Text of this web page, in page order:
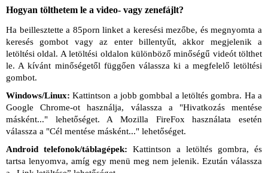
Hogyan tölthetem le a video- vagy zenefájlt?
Ha beillesztette a 85porn linket a keresési mezőbe, és megnyomta a
keresés gombot vagy az enter billentyűt, akkor megjelenik a
letöltési oldal. A letöltési oldalon különböző minőségű videót tölthet
le. A kívánt minőségetől függően válassza ki a megfelelő letöltési
gombot.
Windows/Linux: Kattintson a jobb gombbal a letöltés gombra. Ha a
Google Chrome-ot használja, válassza a "Hivatkozás mentése
másként..." lehetőséget. A Mozilla FireFox használata esetén
válassza a "Cél mentése másként..." lehetőséget.
Android telefonok/táblagépek: Kattintson a letöltés gombra, és
tartsa lenyomva, amíg egy menü meg nem jelenik. Ezután válassza